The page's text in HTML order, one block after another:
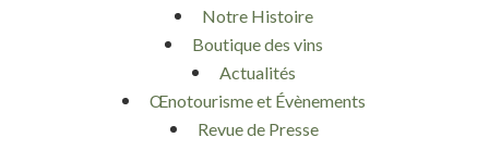
Notre Histoire
Boutique des vins
Actualités
Œnotourisme et Évènements
Revue de Presse